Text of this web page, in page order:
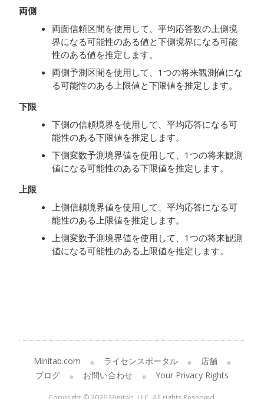
両側
両面信頼区間を使用して、平均応答数の上側境
界になる可能性のある値と下側境界になる可能
性のある値を推定します。
両側予測区間を使用して、1つの将来観測値にな
る可能性のある上限値と下限値を推定します。
下限
下側の信頼境界を使用して、平均応答になる可
能性のある下限値を推定します。
下側変数予測境界値を使用して、1つの将来観測
値になる可能性のある下限値を推定します。
上限
上側信頼境界値を使用して、平均応答になる可
能性のある上限値を推定します。
上側変数予測境界値を使用して、1つの将来観測
値になる可能性のある上限値を推定します。
Minitab.com ライセンスポータル
店舗
ブログ
お問い合わせ Your Privacy Rights